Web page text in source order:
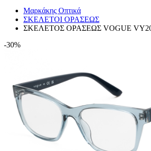
Μαρκάκης Οπτικά
ΣΚΕΛΕΤΟΙ ΟΡΑΣΕΩΣ
ΣΚΕΛΕΤΟΣ ΟΡΑΣΕΩΣ VOGUE
-30%